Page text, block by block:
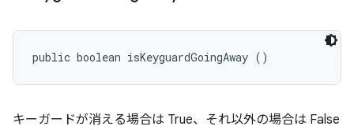
public boolean isKeyguardGoingAway ()
キーガードが消える場合は True、それ以外の場合は False